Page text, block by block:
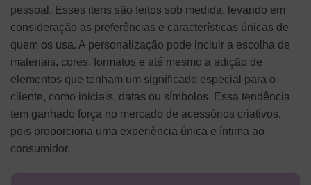
pessoal. Esses itens são feitos sob medida, levando em
consideração as preferências e características únicas de
quem os usa. A personalização pode incluir a escolha de
materiais, cores, formatos e até mesmo a adição de
elementos que tenham um significado especial para o
cliente, como iniciais, datas ou símbolos. Essa tendência
tem ganhado força no mercado de acessórios criativos,
pois proporciona uma experiência única e íntima ao
consumidor.